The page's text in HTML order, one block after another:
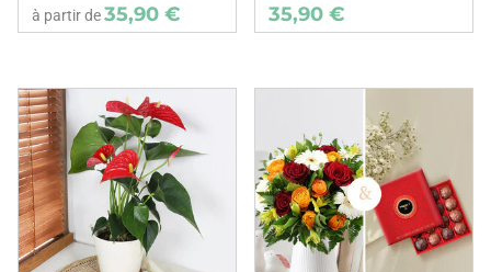
à partir de35,90 € 35,90 €